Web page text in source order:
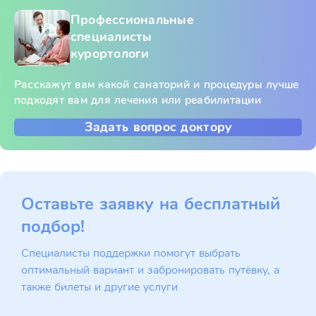
Профессиональные
специалисты
курортологи
Расскажут вам какой санаторий и процедуры лучше
подходят вам для лечения или реабилитации
Задать вопрос доктору
Оставьте заявку на бесплатный
подбор!
Специалисты поддержки помогут выбрать
оптимальный вариант и забронировать путёвку, а
также билеты и другие услуги